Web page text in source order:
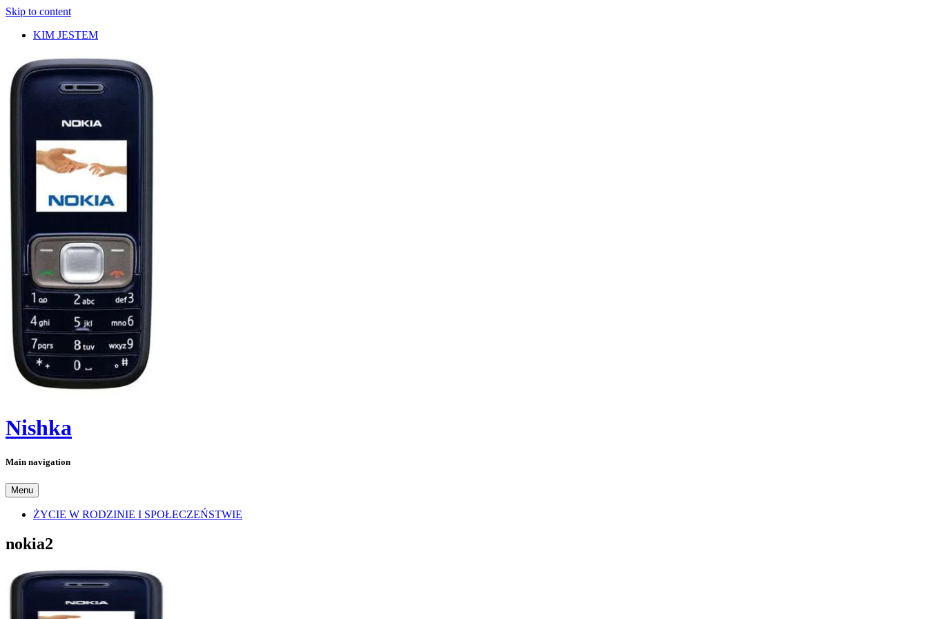
Skip to content
KIM JESTEM
Nishka
Main navigation
Menu
ŻYCIE W RODZINIE I SPOŁECZEŃSTWIE
nokia2